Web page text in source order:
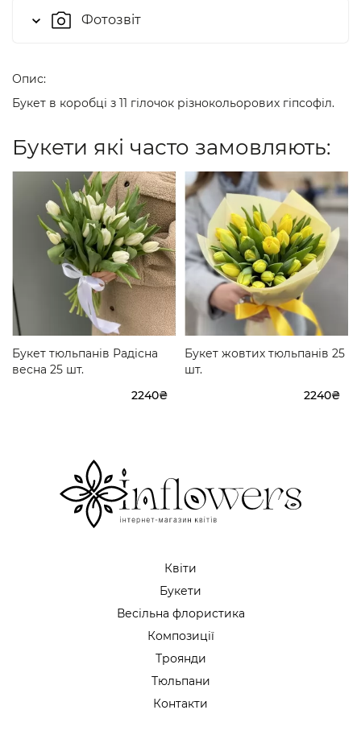
Фотозвіт
Опис:
Букет в коробці з 11 гілочок різнокольорових гіпсофіл.
Букети які часто замовляють:
Букет тюльпанів Радісна
весна 25 шт.
2240₴
Букет жовтих тюльпанів 25
шт.
2240₴
Квіти
Букети
Весільна флористика
Композиції
Троянди
Тюльпани
Контакти